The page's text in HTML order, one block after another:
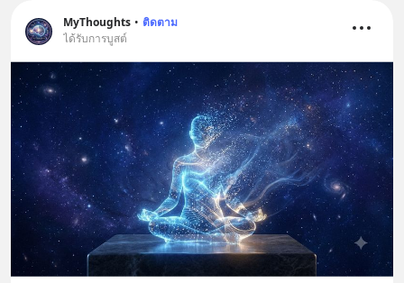
MyThoughts • ติดตาม
ได้รับการบูสต์